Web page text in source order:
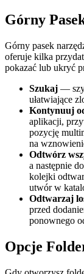
Górny
Górny pasek
oferuje kilka
pokazać lub ukryć
Szukaj —
ułatwiające
Kontynuuj
aplikacji,
pozycję
na
Odtwórz
a następnie
kolejki
utwór w
Odtwarzaj
przed
ponownego
Opcje